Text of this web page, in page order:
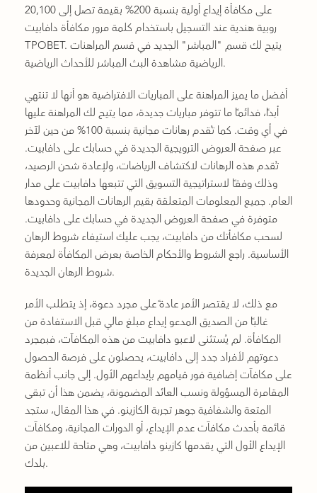
على مكافأة إيداع أولية بنسبة 200% بقيمة تصل إلى 20,100
روبية هندية عند التسجيل باستخدام كلمة مرور مكافأة دافابيت
TPOBET. يتيح لك قسم "المباشر" الجديد في قسم المراهنات
الرياضية مشاهدة البث المباشر للأحداث الرياضية.
أفضل ما يميز المراهنة على المباريات الافتراضية هو أنها لا تنتهي
أبدًا، فدائمًا ما تتوفر مباريات جديدة، مما يتيح لك المراهنة عليها
في أي وقت. كما تُقدم رهانات مجانية بنسبة 100% من حين لآخر
عبر صفحة العروض الترويجية الجديدة في حسابك على دافابيت.
تُقدم هذه الرهانات لاكتشاف الرياضات، ولإعادة شحن الرصيد،
وذلك وفقًا لاستراتيجية التسويق التي تتبعها دافابيت على مدار
العام. جميع المعلومات المتعلقة بقيم الرهانات المجانية وحدودها
متوفرة في صفحة العروض الجديدة في حسابك على دافابيت.
لسحب مكافأتك من دافابيت، يجب عليك استيفاء شروط الرهان
الأساسية. راجع الشروط والأحكام الخاصة بعرض المكافأة لمعرفة
شروط الرهان الجديدة.
مع ذلك، لا يقتصر الأمر عادةً على مجرد دعوة، إذ يتطلب الأمر
غالبًا من الصديق المدعو إيداع مبلغ مالي قبل الاستفادة من
المكافأة. لم يُستثنى لاعبو دافابيت من هذه المكافآت، فبمجرد
دعوتهم لأفراد جدد إلى دافابيت، يحصلون على فرصة الحصول
على مكافآت إضافية فور قيامهم بإيداعهم الأول. إلى جانب أنظمة
المقامرة المسؤولة ونسب العائد المضمونة، يضمن هذا أن تبقى
المتعة والشفافية جوهر تجربة الكازينو. في هذا المقال، ستجد
قائمة بأحدث مكافآت عدم الإيداع، أو الدورات المجانية، ومكافآت
الإيداع الأول التي يقدمها كازينو دافابيت، وهي متاحة للاعبين من
بلدك.